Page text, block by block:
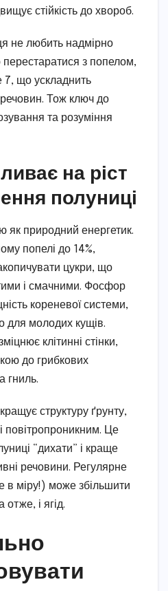
стійкість до хвороб.
не любить надмірно
з попелом,
що ускладнить
Тож ключ до
та розуміння
на ріст
полуниці
як природний енергетик.
попелі до 14%,
цукри, що
і смачними. Фосфор
кореневої системи,
для молодих кущів.
клітинні стінки,
до грибкових
гниль.
структуру ґрунту,
повітропроникним. Це
“дихати” і краще
речовини. Регулярне
в міру!) може збільшити
отже, і ягід.